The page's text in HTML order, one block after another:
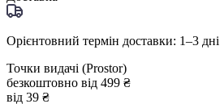
Орієнтовний термін доставки: 1–3 дні
Точки видачі (Prostor)
безкоштовно від 499 ₴
від 39 ₴